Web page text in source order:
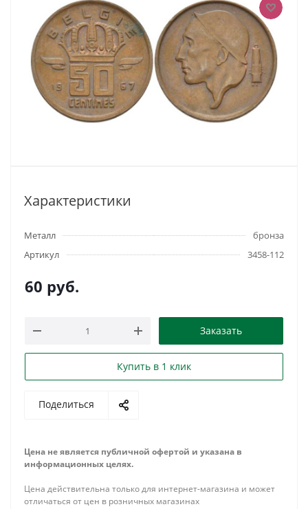
Характеристики
Металл
бронза
Артикул
3458-112
60 руб.
Заказать
Купить в 1 клик
Поделиться
Цена не является публичной офертой и указана в
информационных целях.
Цена действительна только для интернет-магазина и может
отличаться от цен в розничных магазинах